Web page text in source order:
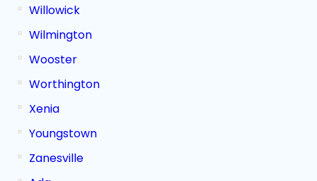
Willowick
Wilmington
Wooster
Worthington
Xenia
Youngstown
Zanesville